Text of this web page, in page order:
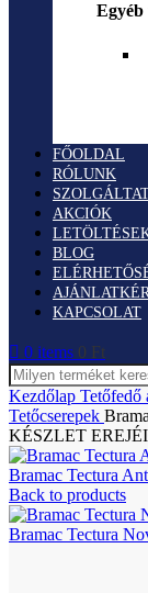
FŐOLDAL
RÓLUNK
AKCIÓK
BLOG
KAPCSOLAT
0 items 0 Ft
Kezdőlap Tetőfedő
Tetőcserepek
KÉSZLET
Bramac Tectura
Back to products
Bramac Tectura